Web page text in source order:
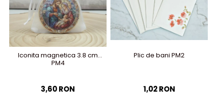
Iconita magnetica 3.8 cm
PM4
3,60 RON
Plic de bani PM2
1,02 RON